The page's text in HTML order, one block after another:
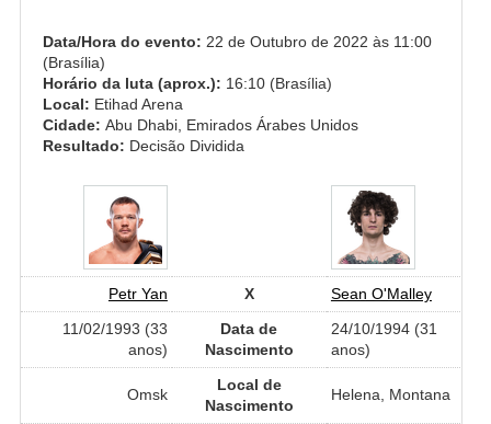
Data/Hora do evento: 22 de Outubro de 2022 às 11:00
(Brasília)
Horário da luta (aprox.): 16:10 (Brasília)
Local: Etihad Arena
Cidade: Abu Dhabi, Emirados Árabes Unidos
Resultado: Decisão Dividida
Petr Yan X
Sean O'Malley
11/02/1993 (33
anos)
Data de
Nascimento
24/10/1994 (31
anos)
Omsk
Local de
Nascimento
Helena, Montana